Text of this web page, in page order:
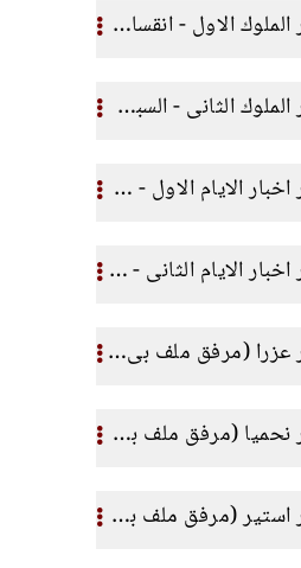
سفر الملوك الاول - انقسام المملكة (مرفق ملف بى دى اف وجدول)
سفر الملوك الثانى - السبي (مرفق ملف بى دى اف وجدول)
سفر اخبار الايام الاول - من ادم الى داود (مرفق ملف بى دى اف)
سفر اخبار الايام الثانى - من سليمان حتى امر كورش (مرفق ملف بى دى اف وجدول)
سفر عزرا (مرفق ملف بى دى اف)
سفر نحميا (مرفق ملف بى دى اف)
سفر استير (مرفق ملف بى دى اف)